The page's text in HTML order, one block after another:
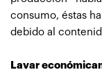
consumo, éstas
debido al
Lavar